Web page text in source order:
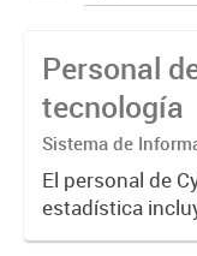
Personal
tecnología
Sistema de
Tecnología
El personal de
estadística
personas